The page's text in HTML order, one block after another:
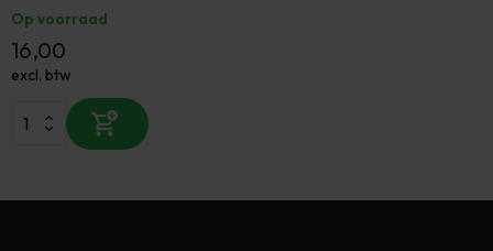
Op voorraad
16,00
excl. btw